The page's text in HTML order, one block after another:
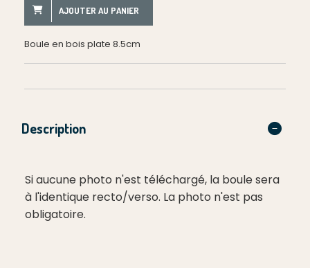
AJOUTER AU PANIER
Boule en bois plate 8.5cm
Description
Si aucune photo n'est téléchargé, la boule sera
à l'identique recto/verso. La photo n'est pas
obligatoire.